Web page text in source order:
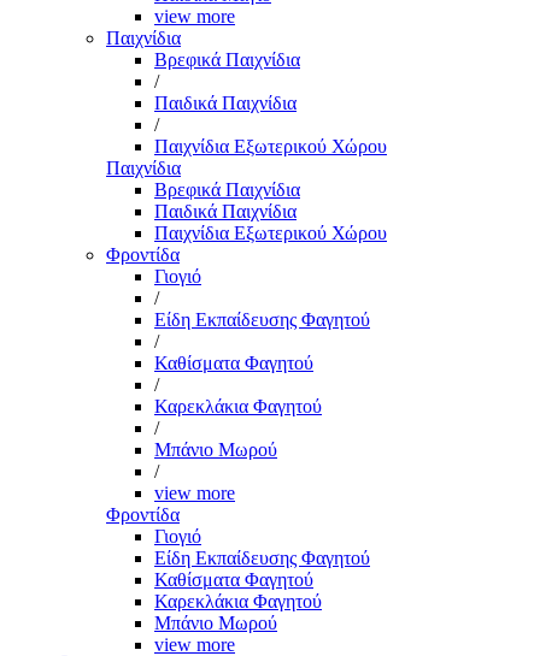
view more
Παιχνίδια
Βρεφικά Παιχνίδια
/
Παιδικά Παιχνίδια
/
Παιχνίδια Εξωτερικού Χώρου
Παιχνίδια
Βρεφικά Παιχνίδια
Παιδικά Παιχνίδια
Παιχνίδια Εξωτερικού Χώρου
Φροντίδα
Γιογιό
/
Είδη Εκπαίδευσης Φαγητού
/
Καθίσματα Φαγητού
/
Καρεκλάκια Φαγητού
/
Μπάνιο Μωρού
/
view more
Φροντίδα
Γιογιό
Είδη Εκπαίδευσης Φαγητού
Καθίσματα Φαγητού
Καρεκλάκια Φαγητού
Μπάνιο Μωρού
view more